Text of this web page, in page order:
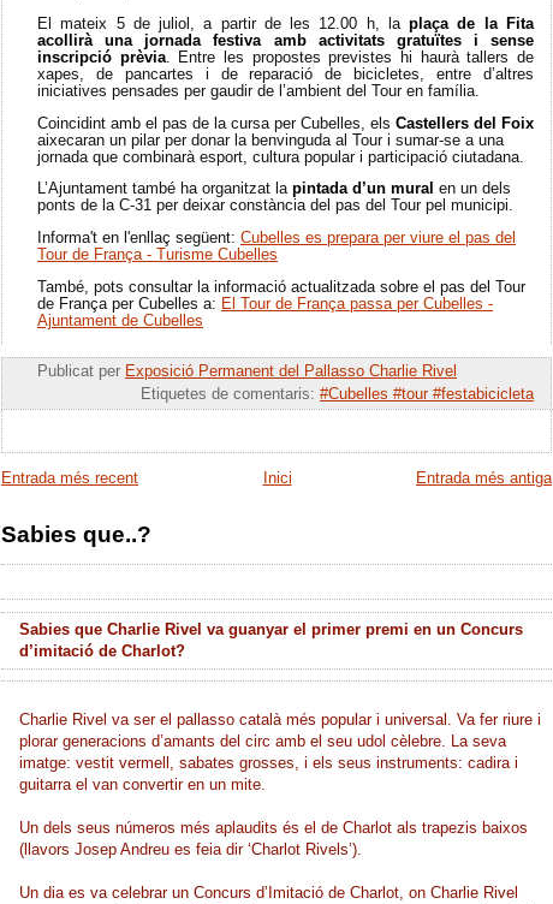
El mateix 5 de juliol, a partir de les 12.00 h, laplaça de la Fita
acollirà una jornada festiva amb activitats gratuïtes i sense
inscripció prèvia. Entre les propostes previstes hi haurà tallers de
xapes, de pancartes i de reparació de bicicletes, entre d’altres
iniciatives pensades per gaudir de l’ambient del Tour en família.
Coincidint amb el pas de la cursa per Cubelles, els Castellers del Foix
aixecaran un pilar per donar la benvinguda al Tour i sumar-se a una
jornada que combinarà esport, cultura popular i participació ciutadana.
L’Ajuntament també ha organitzat lapintada d’un mural en un dels
ponts de la C-31 per deixar constància del pas del Tour pel municipi.
Informa't en l'enllaç següent: Cubelles es prepara per viure el pas del
Tour de França - Turisme Cubelles
També, pots consultar la informació actualitzada sobre el pas del Tour
de França per Cubelles a: El Tour de França passa per Cubelles -
Ajuntament de Cubelles
Publicat per Exposició Permanent del Pallasso Charlie Rivel
Etiquetes de comentaris: #Cubelles #tour #festabicicleta
Entrada més recent Entrada més antiga
Inici
Sabies que..?
Sabies que Charlie Rivel va guanyar el primer premi en un Concurs
d’imitació de Charlot?
Charlie Rivel va ser el pallasso català més popular i universal. Va fer riure i
plorar generacions d’amants del circ amb el seu udol cèlebre. La seva
imatge: vestit vermell, sabates grosses, i els seus instruments: cadira i
guitarra el van convertir en un mite.
Un dels seus números més aplaudits és el de Charlot als trapezis baixos
(llavors Josep Andreu es feia dir ‘Charlot Rivels’).
Un dia es va celebrar un Concurs d’Imitació de Charlot, on Charlie Rivel